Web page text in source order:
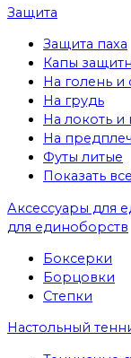
Защита
Защита паха
Капы
На голень и
На грудь
На локоть и
На
Футы литые
Показать все
Аксессуары для
для единоборств
Боксерки
Борцовки
Степки
Настольный